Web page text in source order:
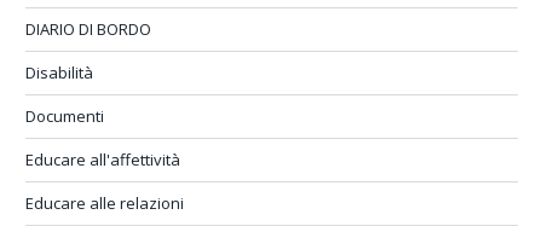
DIARIO DI BORDO
Disabilità
Documenti
Educare all'affettività
Educare alle relazioni